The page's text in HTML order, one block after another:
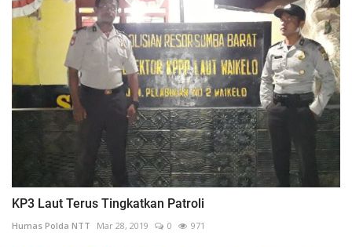
KP3 Laut Terus Tingkatkan Patroli
Humas Polda NTT Mar 28, 2019 0 971